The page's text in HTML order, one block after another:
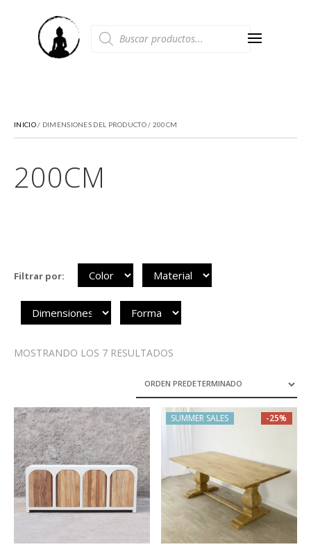
de
productos
INICIO/ DIMENSIONES DEL PRODUCTO / 200CM
200CM
Filtrar por:
MOSTRANDO LOS 7 RESULTADOS
-25%
SUMMER SALES